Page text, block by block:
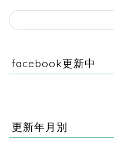
facebook更新中
更新年月別